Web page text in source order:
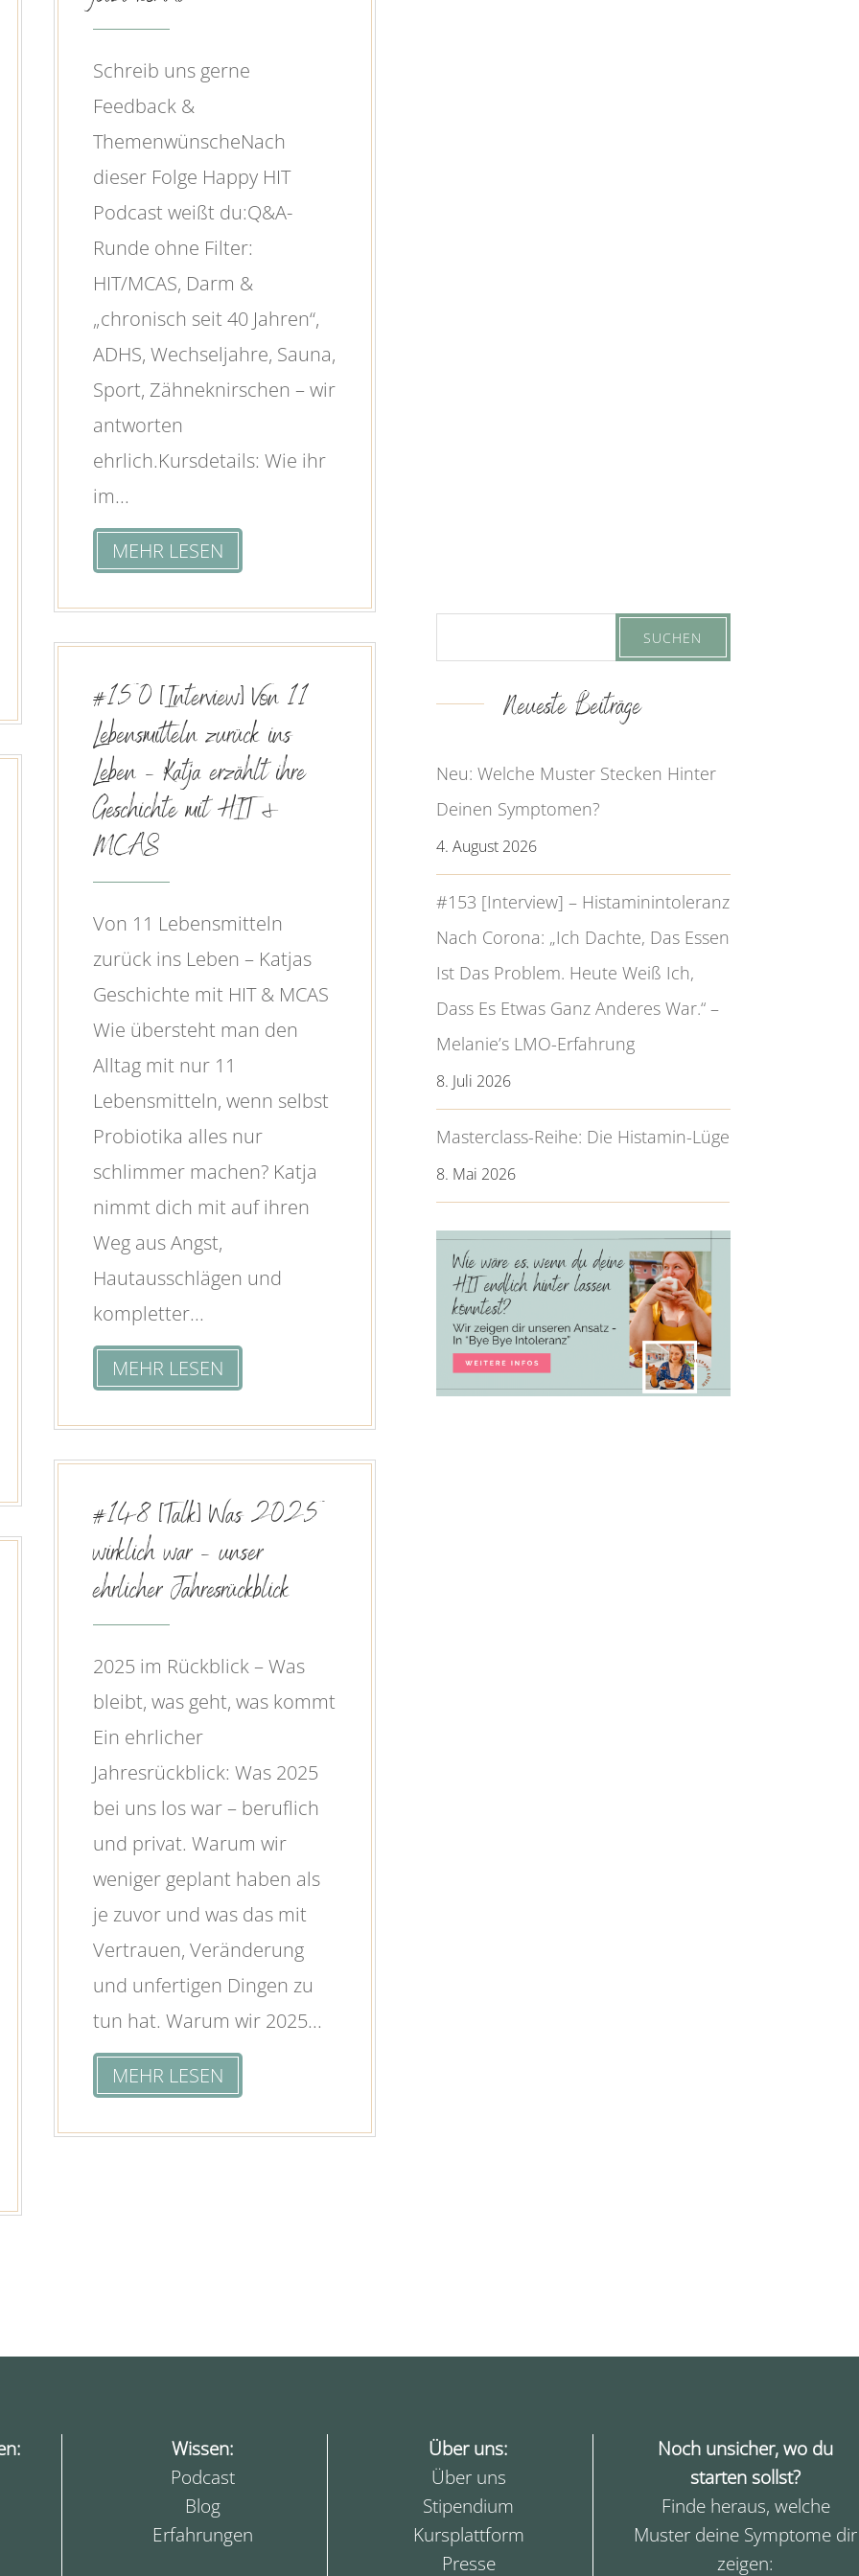
Schreib uns gerne
Feedback &
ThemenwünscheNach
dieser Folge Happy HIT
Podcast weißt du:Q&A-
Runde ohne Filter:
HIT/MCAS, Darm &
„chronisch seit 40 Jahren“,
ADHS, Wechseljahre, Sauna,
Sport, Zähneknirschen – wir
antworten
ehrlich.Kursdetails: Wie ihr
im...
MEHR LESEN
#150 [Interview] Von 11
Lebensmitteln zurück ins
Leben – Katja erzählt ihre
Geschichte mit HIT &
MCAS
Von 11 Lebensmitteln
zurück ins Leben – Katjas
Geschichte mit HIT & MCAS
Wie übersteht man den
Alltag mit nur 11
Lebensmitteln, wenn selbst
Probiotika alles nur
schlimmer machen? Katja
nimmt dich mit auf ihren
Weg aus Angst,
Hautausschlägen und
kompletter...
MEHR LESEN
#148 [Talk] Was 2025
wirklich war – unser
ehrlicher Jahresrückblick
2025 im Rückblick – Was
bleibt, was geht, was kommt
Ein ehrlicher
Jahresrückblick: Was 2025
bei uns los war – beruflich
und privat. Warum wir
weniger geplant haben als
je zuvor und was das mit
Vertrauen, Veränderung
und unfertigen Dingen zu
tun hat. Warum wir 2025...
MEHR LESEN
Neueste Beiträge
Neu: Welche Muster Stecken Hinter
Deinen Symptomen?
4. August 2026
#153 [Interview] – Histaminintoleranz
Nach Corona: „Ich Dachte, Das Essen
Ist Das Problem. Heute Weiß Ich,
Dass Es Etwas Ganz Anderes War.“ –
Melanie’s LMO-Erfahrung
8. Juli 2026
Masterclass-Reihe: Die Histamin-Lüge
8. Mai 2026
Wissen:
Podcast
Blog
Erfahrungen
Über uns:
Über uns
Stipendium
Kursplattform
Presse
Noch unsicher, wo du
starten sollst?
Finde heraus, welche
Muster deine Symptome dir
zeigen: